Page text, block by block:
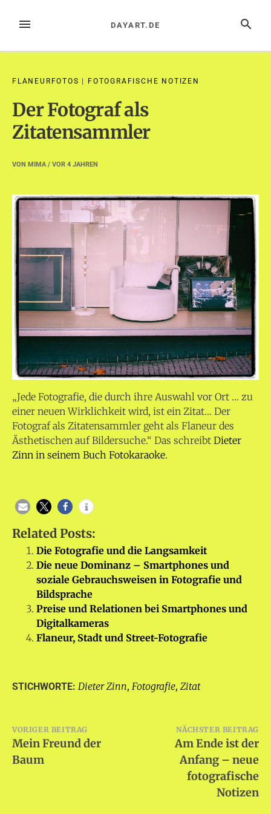
InhaltMENÜ SUCHE
DAYART.DE
FLANEURFOTOS FOTOGRAFISCHE NOTIZEN
Der Fotograf als
Zitatensammler
VON MIMA/ VOR 4 JAHREN
„Jede Fotografie, die durch ihre Auswahl vor Ort … zu
einer neuen Wirklichkeit wird, ist ein Zitat… Der
Fotograf als Zitatensammler geht als Flaneur des
Ästhetischen auf Bildersuche.“ Das schreibt Dieter
Zinn in seinem Buch Fotokaraoke.
Related Posts:
Die Fotografie und die Langsamkeit
Die neue Dominanz – Smartphones und
soziale Gebrauchsweisen in Fotografie und
Bildsprache
Preise und Relationen bei Smartphones und
Digitalkameras
Flaneur, Stadt und Street-Fotografie
STICHWORTE: Dieter Zinn, Fotografie, Zitat
Beitragsnavigation
VORIGER BEITRAG
Mein Freund der
Baum
NÄCHSTER BEITRAG
Am Ende ist der
Anfang – neue
fotografische
Notizen